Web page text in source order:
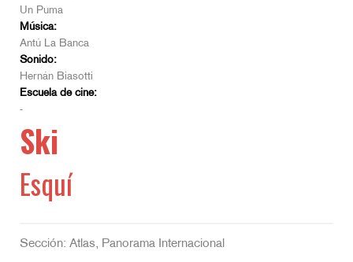
Un Puma
Música:
Antú La Banca
Sonido:
Hernán Biasotti
Escuela de cine:
-
Ski
Esquí
Sección: Atlas, Panorama Internacional